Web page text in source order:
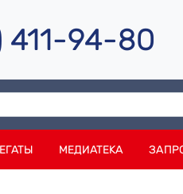
411-94-80
МЕДИАТЕКА